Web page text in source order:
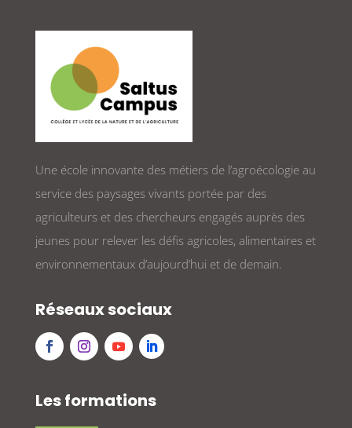
Une école innovante des métiers de l’agroécologie au
service des paysages vivants portée par des
agriculteurs et des chercheurs engagés auprès des
jeunes pour relever les défis agricoles, alimentaires et
environnementaux d’aujourd’hui et de demain.
Réseaux sociaux
Les formations